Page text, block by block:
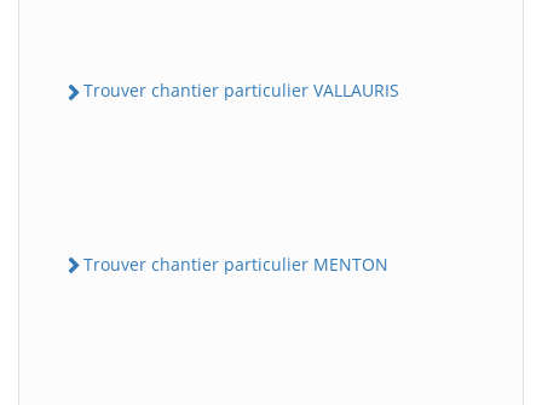
Trouver chantier particulier VALLAURIS
Trouver chantier particulier MENTON